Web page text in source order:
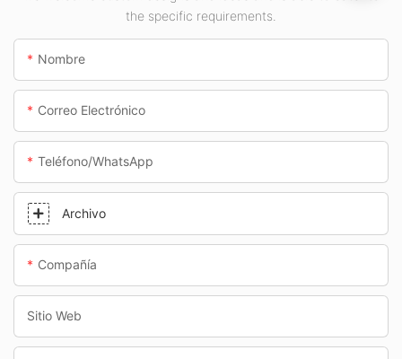
subterráneos.the specific requirements.
Nombre
Correo Electrónico
Teléfono/WhatsApp
Archivo
Compañía
Sitio Web